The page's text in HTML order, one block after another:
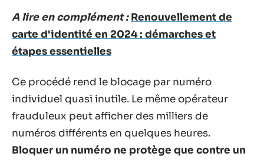
A lire en complément : Renouvellement de
carte d'identité en 2024 : démarches et
étapes essentielles
Ce procédé rend le blocage par numéro
individuel quasi inutile. Le même opérateur
frauduleux peut afficher des milliers de
numéros différents en quelques heures.
Bloquer un numéro ne protège que contre un